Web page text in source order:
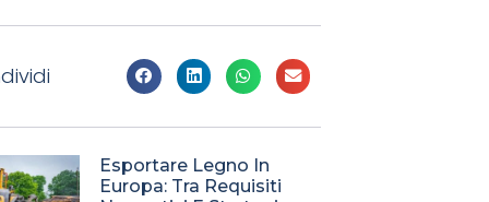
Esportare Legno In
Europa: Tra Requisiti